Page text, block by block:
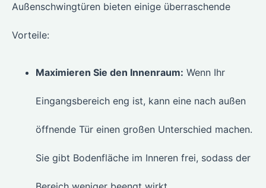
Außenschwingtüren bieten einige überraschende
Vorteile:
Maximieren Sie den Innenraum: Wenn Ihr
Eingangsbereich eng ist, kann eine nach außen
öffnende Tür einen großen Unterschied machen.
Sie gibt Bodenfläche im Inneren frei, sodass der